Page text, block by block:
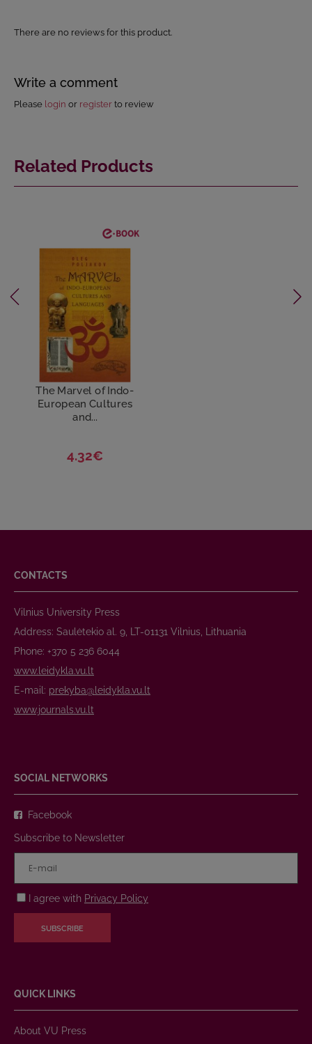
There are no reviews for this product.
Write a comment
Please login or register to review
Related Products
The Marvel of Indo-
European Cultures
and...
4.32€
CONTACTS
Vilnius University Press
Address: Saulėtekio al. 9, LT-01131 Vilnius, Lithuania
Phone: +370 5 236 6044
www.leidykla.vu.lt
E-mail: prekyba@leidykla.vu.lt
www.journals.vu.lt
SOCIAL NETWORKS
Facebook
Subscribe to Newsletter
I agree with Privacy Policy
SUBSCRIBE
QUICK LINKS
About VU Press